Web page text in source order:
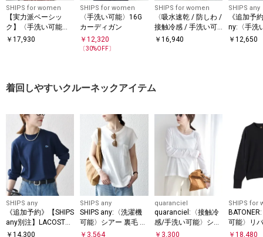
SHIPS for women
【実力派ベーシッ
ク】〈手洗い可能〉
シルク混 シアー 羽織
￥ 17,930
SHIPS for women
〈手洗い可能〉16G
カーディガン
￥12,320
〔30%OFF〕
SHIPS for women
〈吸水速乾 / 防しわ /
接触冷感 / 手洗い可
能〉ツイル ドロスト
￥ 16,940
SHIPS any
《追加予
ny:〈手洗
ット バン
￥12,650
着回しやすいクルーネックアイテム
SHIPS any
《追加予約》【SHIPS
any別注】LACOSTE:
〈洗濯機可能〉ピケ
￥ 14,300
SHIPS any
SHIPS any:〈洗濯機
可能〉シアー 裏毛 ク
ルーネック フレンチ
￥ 3,564
quaranciel
quaranciel:〈接触冷
感/手洗い可能〉シア
ー コットン クルーネ
￥ 3,300
SHIPS for
可能〉リ
フト シル
￥18,480